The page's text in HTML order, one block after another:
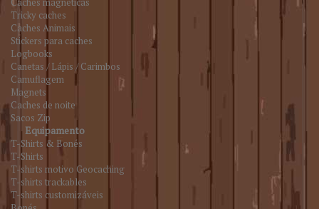
Tricky caches
Caches Animais
Stickers para caches
Logbooks
Canetas / Lápis / Carimbos
Camuflagem
Magnets
Caches de noite
Sacos Zip
Equipamento
T-Shirts & Bonés
T-Shirts
T-shirts motivo Geocaching
T-shirts trackables
T-shirts customizáveis